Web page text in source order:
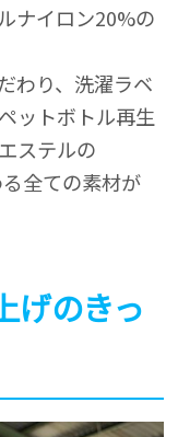
ナイロン20%の
わり、洗濯ラベ
ットボトル再生
ステルの
全ての素材が
げのきっ